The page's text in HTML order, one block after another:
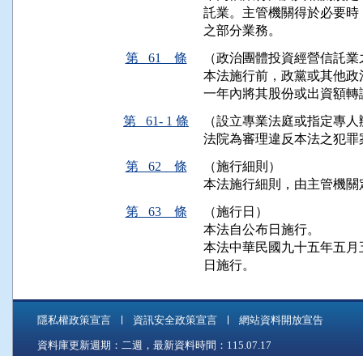
託業。主管機關得於必要
之部分業務。
第 61 條
（政治團體投資經營信託
本法施行前，政黨或其他
一年內將其股份或出資額轉
第 61- 1 條
（設立專業法庭或指定專
法院為審理違反本法之犯
第 62 條
（施行細則）
本法施行細則，由主管機關
第 63 條
（施行日）
本法自公布日施行。
本法中華民國九十五年五
日施行。
隱私權政策宣言 資訊安全政策宣言 網站資料開放宣告
資料庫更新週期：二週，最新資料時間：115.07.17